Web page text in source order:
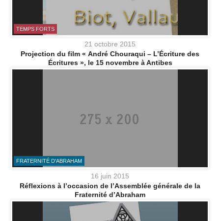
TEMPS FORTS
21 octobre 2015
Projection du film « André Chouraqui – L’Écriture des
Écritures », le 15 novembre à Antibes
FRATERNITÉ D'ABRAHAM
16 juin 2015
Réflexions à l’occasion de l’Assemblée générale de la
Fraternité d’Abraham